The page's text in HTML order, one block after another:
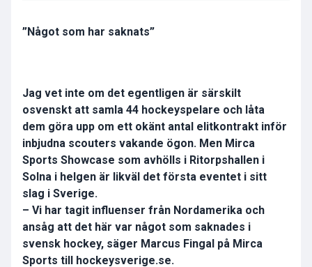
”Något som har saknats”
Jag vet inte om det egentligen är särskilt
osvenskt att samla 44 hockeyspelare och låta
dem göra upp om ett okänt antal elitkontrakt inför
inbjudna scouters vakande ögon. Men Mirca
Sports Showcase som avhölls i Ritorpshallen i
Solna i helgen är likväl det första eventet i sitt
slag i Sverige.
– Vi har tagit influenser från Nordamerika och
ansåg att det här var något som saknades i
svensk hockey, säger Marcus Fingal på Mirca
Sports till hockeysverige.se.